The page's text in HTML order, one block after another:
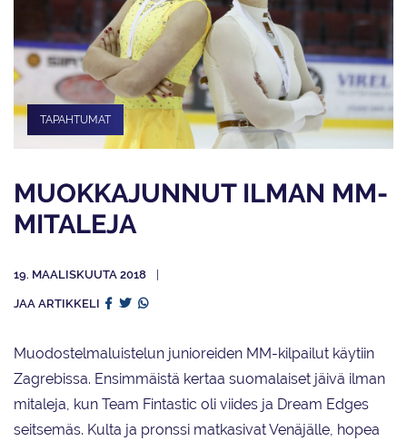
TAPAHTUMAT
MUOKKAJUNNUT ILMAN MM-
MITALEJA
19. MAALISKUUTA 2018
JAA ARTIKKELI
Muodostelmaluistelun junioreiden MM-kilpailut käytiin
Zagrebissa. Ensimmäistä kertaa suomalaiset jäivä ilman
mitaleja, kun Team Fintastic oli viides ja Dream Edges
seitsemäs. Kulta ja pronssi matkasivat Venäjälle, hopea